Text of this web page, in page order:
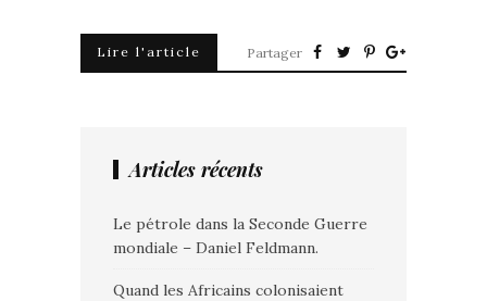
Lire l'article Partager
Articles récents
Le pétrole dans la Seconde Guerre
mondiale – Daniel Feldmann.
Quand les Africains colonisaient